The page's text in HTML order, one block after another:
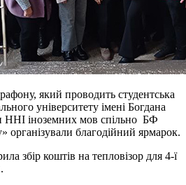
який проводить студентська
університету імені Богдана
ННІ іноземних мов спільно БФ
організували благодійний ярмарок.
збір коштів на тепловізор для 4-ї